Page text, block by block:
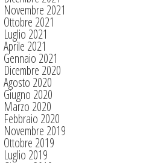
Novembre 2021
Ottobre 2021
Luglio 2021
Aprile 2021
Gennaio 2021
Dicembre 2020
Agosto 2020
Giugno 2020
Marzo 2020
Febbraio 2020
Novembre 2019
Ottobre 2019
Luglio 2019